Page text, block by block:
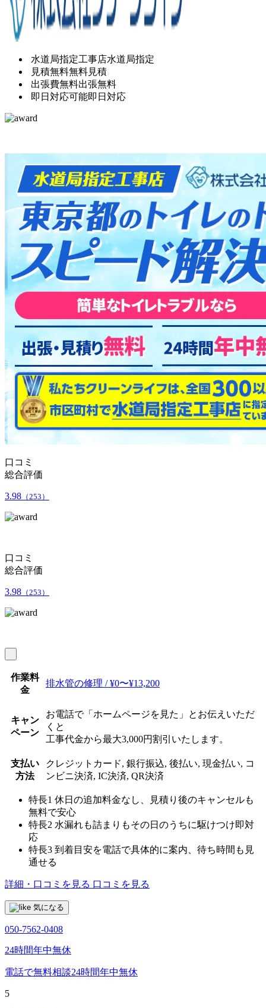
水道局指定工事店水道局指定
見積無料無料見積
出張費無料出張無料
即日対応可能即日対応
口コミ
総合評価
3.98 （253）
口コミ
総合評価
3.98 （253）
作業料
金
排水管の修理 / ¥0〜¥13,200
キャン
ペーン
お電話で「ホームページを見た」とお伝えいただ
くと
工事代金から最大3,000円割引いたします。
支払い
方法
クレジットカード, 銀行振込, 後払い, 現金払い, コ
ンビニ決済, IC決済, QR決済
特長1 休日の追加料金なし、見積り後のキャンセルも
無料で安心
特長2 水漏れも詰まりもその日のうちに駆けつけ即対
応
特長3 到着目安を電話で具体的に案内、待ち時間も見
通せる
詳細・口コミを見る 口コミを見る
気になる
050-7562-0408
24時間年中無休
電話で無料相談24時間年中無休
5